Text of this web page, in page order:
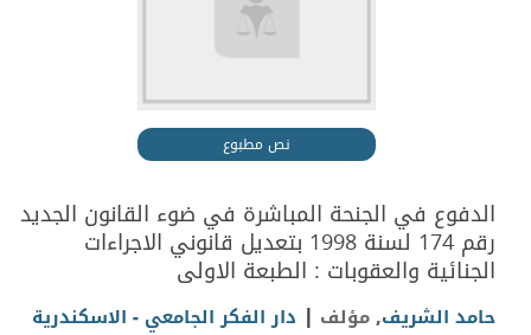
نص مطبوع
الدفوع في الجنحة المباشرة في ضوء القانون الجديد
رقم 174 لسنة 1998 بتعديل قانوني الاجراءات
الجنائية والعقوبات : الطبعة الاولى
حامد الشريف, مؤلف | دار الفكر الجامعي - الاسكندرية